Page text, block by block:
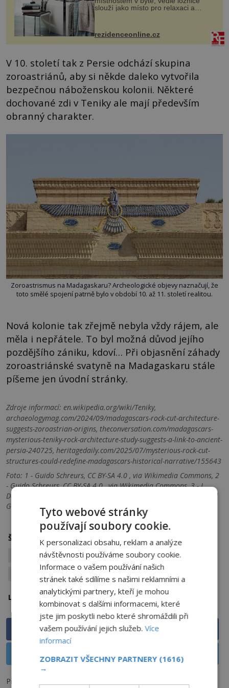
slouží jako místo pro relaxaci a
odpočinek. Koupelnový textil –
ručníky, osušky a koberečky –
mohou jako mávnutím kouzelného
proutku...
rezidenceonline.cz
V 10. století tak z Persie odchází skupina
zoroastriánů, aby si někde daleko vytvořila
bezpečnou náboženskou kolonii. Některé
dochované zdi v Teniky ale mají především
obranný charakter.
Zoroastrismus na Madagaskaru? Archeologické objevy naznačují, že
toto smělé spojení patrně bylo v období 10. až 11. století realitou.
Nová kolonie tak zřejmě nebyla vždy rájem, ale
měla i nepřátele. To byl možná důvod jejího
pozdějšího zániku, kdoví… Při objasnění záhady
zoroastriánské svatyně na Madagaskaru stále
píšeme jen úvodní stránky.
Zdroje informací: en.wikipedia.org/wiki/Teniky,
archaeologymag.com/2024/09/madagascars-rock-cut-architecture-
suggests-zoroastrian-origins, theconversation.com/madagascars-
mysterious-teniky-rock-architecture-study-suggests-a-link-to-ancient-
persia-240725, heritagedaily.com/2025/07/mysterious-rock-cut-
structures-could-redefine-madagascars-historical-narrative/155643
Foto: 1 - Guido Schreurs, CC BY-SA 4.0 , via Wikimedia Commons, 2
- Guido Schreurs, CC BY-SA 4.0 , via Wikimedia Commons, 3 - J
Darmesteter, Public domain, via Wikimedia Commons, 4 - Bernard
Gagnon, CC BY-SA 4.0 , via Wikimedia Commons
Štítky: archeologie
kolonie
náboženské rituály
nekropole
ostrov
svatyně
tajemné stavby
Lokalita: Írán Madagaskar
Sdílet na Facebooku
Předchozí článek
Tyto webové stránky
používají soubory cookie.
K personalizaci obsahu, reklam a analýze
návštěvnosti používáme soubory cookie.
Informace o vašem používání našich
stránek také sdílíme s našimi reklamními a
analytickými partnery, kteří je mohou
kombinovat s dalšími informacemi, které
jste jim poskytli nebo které shromáždili při
vašem používání jejich služeb.Více
informací
ZOBRAZIT VŠECHNY PARTNERY (1616)
→